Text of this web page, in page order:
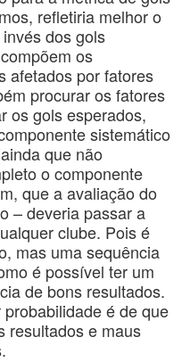
refletiria melhor o
dos gols
os
afetados por fatores
procurar os fatores
os gols esperados,
sistemático
que não
o componente
que a avaliação do
– deveria passar a
clube. Pois é
mas uma sequência
é possível ter um
de bons resultados.
é de que
resultados e maus